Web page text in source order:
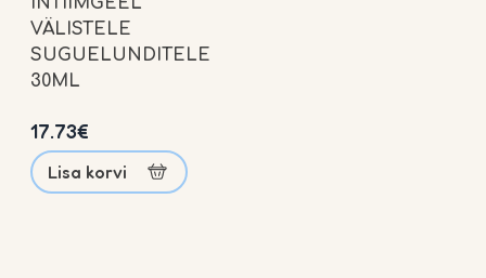
VÄLISTELE
SUGUELUNDITELE
30ML
Lisa korvi
17.73€